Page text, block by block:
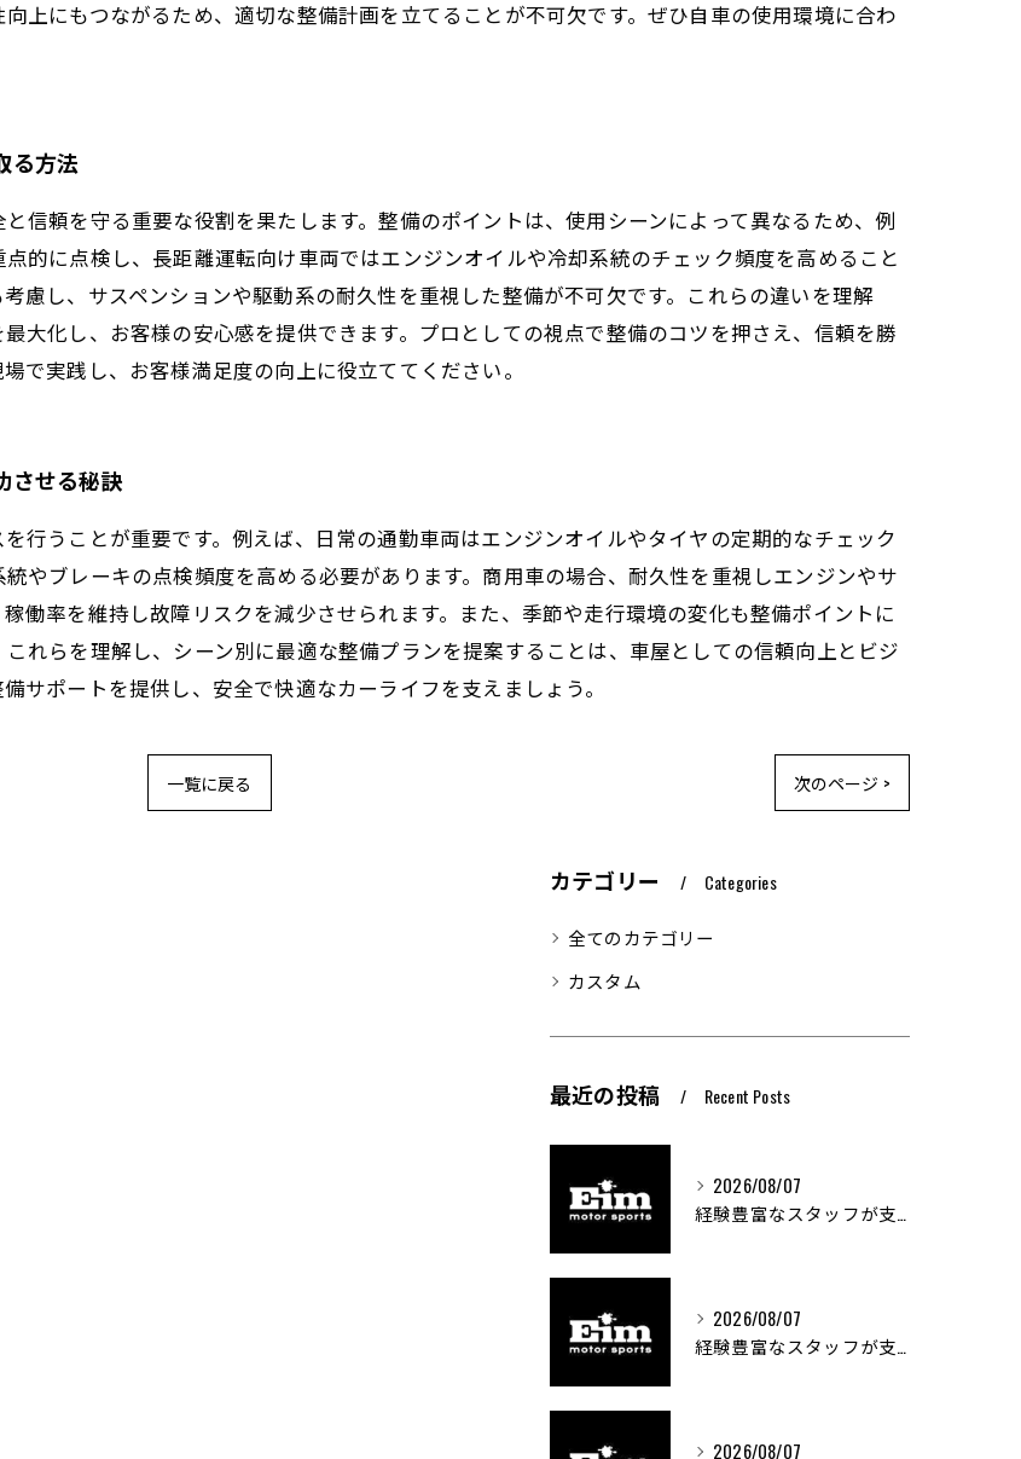
上にもつながるため、適切な整備計画を立てることが不可欠です。ぜひ自車の使用環境に合わ
る方法
信頼を守る重要な役割を果たします。整備のポイントは、使用シーンによって異なるため、例
的に点検し、長距離運転向け車両ではエンジンオイルや冷却系統のチェック頻度を高めること
慮し、サスペンションや駆動系の耐久性を重視した整備が不可欠です。これらの違いを理解
大化し、お客様の安心感を提供できます。プロとしての視点で整備のコツを押さえ、信頼を勝
で実践し、お客様満足度の向上に役立ててください。
させる秘訣
行うことが重要です。例えば、日常の通勤車両はエンジンオイルやタイヤの定期的なチェック
やブレーキの点検頻度を高める必要があります。商用車の場合、耐久性を重視しエンジンやサ
働率を維持し故障リスクを減少させられます。また、季節や走行環境の変化も整備ポイントに
れらを理解し、シーン別に最適な整備プランを提案することは、車屋としての信頼向上とビジ
サポートを提供し、安全で快適なカーライフを支えましょう。
一覧に戻る 次のページ >
カテゴリー Categories
全てのカテゴリー
カスタム
最近の投稿 Recent Posts
2026/08/07
経験豊富なスタッフが支える車両カスタムの魅力
2026/08/07
経験豊富なスタッフが支える車のカスタム技術とは
2026/08/07